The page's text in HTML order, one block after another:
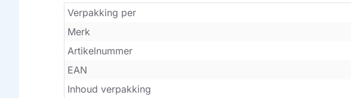
Verpakking per
Merk
Artikelnummer
EAN
Inhoud verpakking